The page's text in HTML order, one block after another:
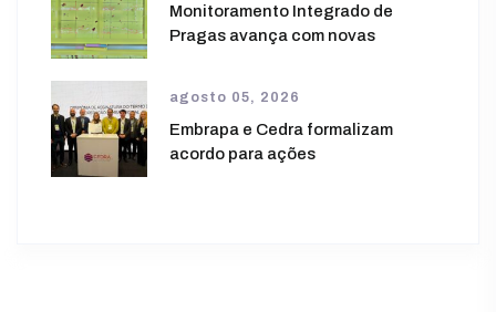
Monitoramento Integrado de
Pragas avança com novas
agosto 05, 2026
Embrapa e Cedra formalizam
acordo para ações